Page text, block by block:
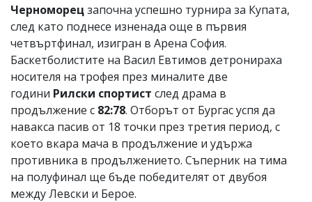
за
Ако
откриете
обиден
вас
коментар,
моля
сигнализирайте
ни!
Черноморецзапочна успешно турнира за Купата,
след като поднесе изненада още в първия
четвъртфинал, изигран в Арена София.
Баскетболистите на Васил Евтимов детронираха
носителя на трофея през миналите две
години Рилски спортист след драма в
продължение с 82:78. Отборът от Бургас успя да
навакса пасив от 18 точки през третия период, с
което вкара мача в продължение и удържа
противника в продължението. Съперник на тима
на полуфинал ще бъде победителят от двубоя
между Левски и Берое.